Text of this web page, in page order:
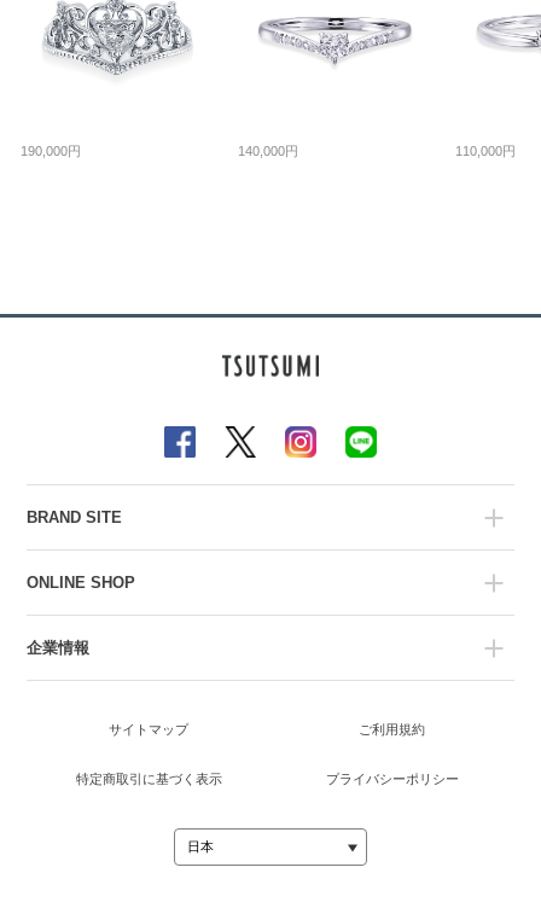
190,000円 140,000円 110,000円
BRAND SITE
ONLINE SHOP
企業情報
サイトマップ ご利用規約
特定商取引に基づく表示 プライバシーポリシー